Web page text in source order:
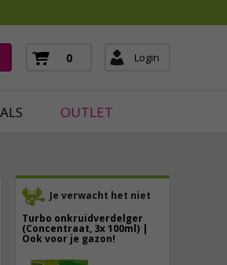
0 Login
OUTLET
Je verwacht het niet
Turbo onkruidverdelger
(Concentraat, 3x 100ml) |
Ook voor je gazon!